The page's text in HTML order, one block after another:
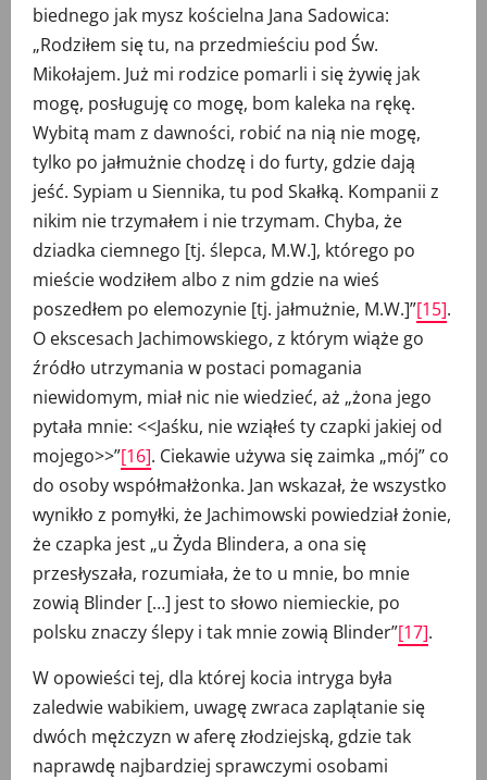
biednego jak mysz kościelna Jana Sadowica:
„Rodziłem się tu, na przedmieściu pod Św.
Mikołajem. Już mi rodzice pomarli i się żywię jak
mogę, posługuję co mogę, bom kaleka na rękę.
Wybitą mam z dawności, robić na nią nie mogę,
tylko po jałmużnie chodzę i do furty, gdzie dają
jeść. Sypiam u Siennika, tu pod Skałką. Kompanii z
nikim nie trzymałem i nie trzymam. Chyba, że
dziadka ciemnego [tj. ślepca, M.W.], którego po
mieście wodziłem albo z nim gdzie na wieś
poszedłem po elemozynie [tj. jałmużnie, M.W.]”[15].
O ekscesach Jachimowskiego, z którym wiąże go
źródło utrzymania w postaci pomagania
niewidomym, miał nic nie wiedzieć, aż „żona jego
pytała mnie: <<Jaśku, nie wziąłeś ty czapki jakiej od
mojego>>”[16]. Ciekawie używa się zaimka „mój” co
do osoby współmałżonka. Jan wskazał, że wszystko
wynikło z pomyłki, że Jachimowski powiedział żonie,
że czapka jest „u Żyda Blindera, a ona się
przesłyszała, rozumiała, że to u mnie, bo mnie
zowią Blinder […] jest to słowo niemieckie, po
polsku znaczy ślepy i tak mnie zowią Blinder”[17].
W opowieści tej, dla której kocia intryga była
zaledwie wabikiem, uwagę zwraca zaplątanie się
dwóch mężczyzn w aferę złodziejską, gdzie tak
naprawdę najbardziej sprawczymi osobami